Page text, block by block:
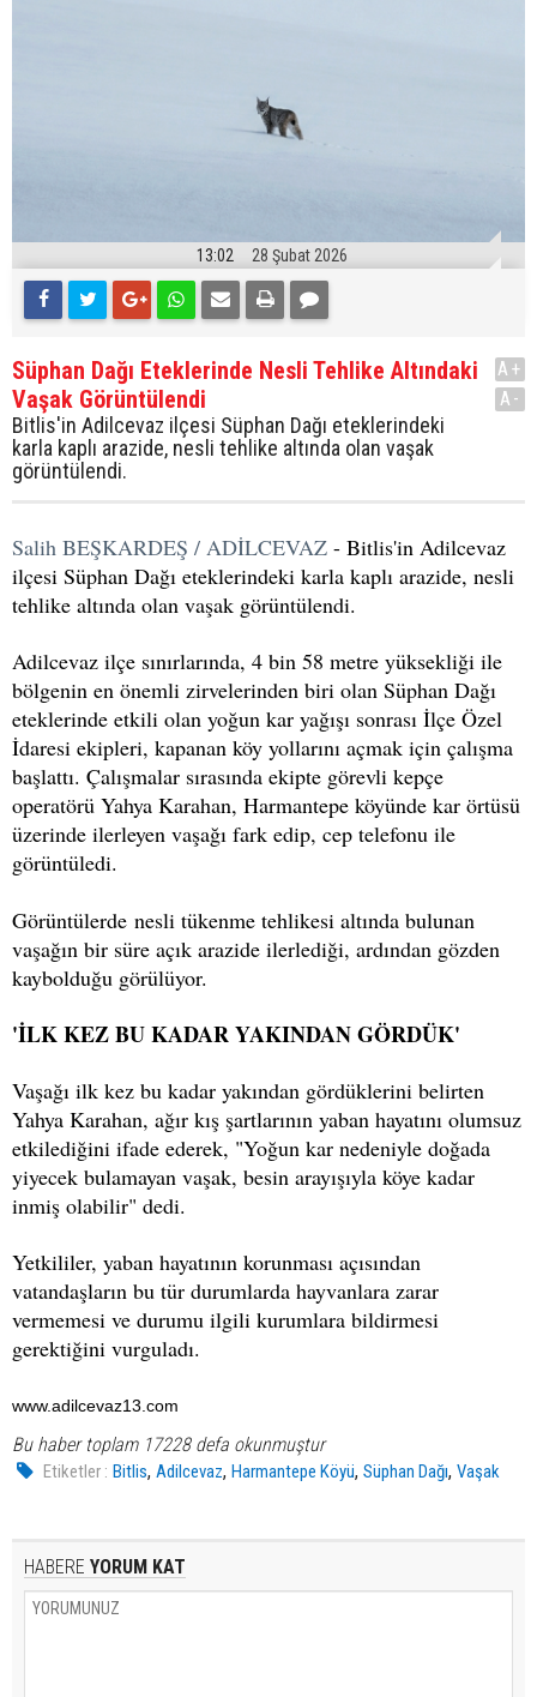
13:02 28 Şubat 2026
Süphan Dağı Eteklerinde Nesli Tehlike Altındaki
Vaşak Görüntülendi
Bitlis'in Adilcevaz ilçesi Süphan Dağı eteklerindeki
karla kaplı arazide, nesli tehlike altında olan vaşak
görüntülendi.
A+
A-
Salih BEŞKARDEŞ / ADİLCEVAZ - Bitlis'in Adilcevaz
ilçesi Süphan Dağı eteklerindeki karla kaplı arazide, nesli
tehlike altında olan vaşak görüntülendi.
Adilcevaz ilçe sınırlarında, 4 bin 58 metre yüksekliği ile
bölgenin en önemli zirvelerinden biri olan Süphan Dağı
eteklerinde etkili olan yoğun kar yağışı sonrası İlçe Özel
İdaresi ekipleri, kapanan köy yollarını açmak için çalışma
başlattı. Çalışmalar sırasında ekipte görevli kepçe
operatörü Yahya Karahan, Harmantepe köyünde kar örtüsü
üzerinde ilerleyen vaşağı fark edip, cep telefonu ile
görüntüledi.
Görüntülerde nesli tükenme tehlikesi altında bulunan
vaşağın bir süre açık arazide ilerlediği, ardından gözden
kaybolduğu görülüyor.
'İLK KEZ BU KADAR YAKINDAN GÖRDÜK'
Vaşağı ilk kez bu kadar yakından gördüklerini belirten
Yahya Karahan, ağır kış şartlarının yaban hayatını olumsuz
etkilediğini ifade ederek, "Yoğun kar nedeniyle doğada
yiyecek bulamayan vaşak, besin arayışıyla köye kadar
inmiş olabilir" dedi.
Yetkililer, yaban hayatının korunması açısından
vatandaşların bu tür durumlarda hayvanlara zarar
vermemesi ve durumu ilgili kurumlara bildirmesi
gerektiğini vurguladı.
www.adilcevaz13.com
Bu haber toplam 17228 defa okunmuştur
Etiketler : Bitlis,Adilcevaz,Harmantepe Köyü,Süphan Dağı,Vaşak
HABERE YORUM KAT